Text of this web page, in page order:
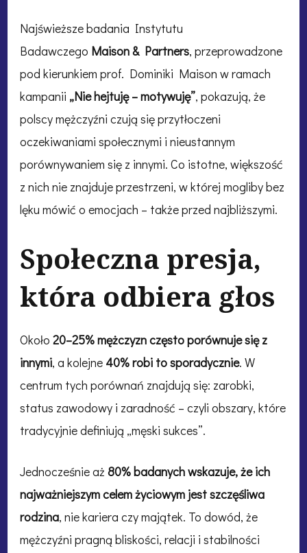
Najświeższe badania Instytutu
Badawczego Maison & Partners, przeprowadzone
pod kierunkiem prof. Dominiki Maison w ramach
kampanii „Nie hejtuję – motywuję”, pokazują, że
polscy mężczyźni czują się przytłoczeni
oczekiwaniami społecznymi i nieustannym
porównywaniem się z innymi. Co istotne, większość
z nich nie znajduje przestrzeni, w której mogliby bez
lęku mówić o emocjach – także przed najbliższymi.
Społeczna presja,
która odbiera głos
Około 20–25% mężczyzn często porównuje się z
innymi, a kolejne 40% robi to sporadycznie. W
centrum tych porównań znajdują się: zarobki,
status zawodowy i zaradność – czyli obszary, które
tradycyjnie definiują „męski sukces”.
Jednocześnie aż 80% badanych wskazuje, że ich
najważniejszym celem życiowym jest szczęśliwa
rodzina, nie kariera czy majątek. To dowód, że
mężczyźni pragną bliskości, relacji i stabilności